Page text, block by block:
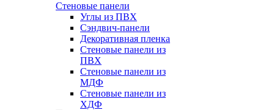
Стеновые панели
Углы из ПВХ
Сэндвич-панели
Декоративная пленка
Стеновые панели из
ПВХ
Стеновые панели из
МДФ
Стеновые панели из
ХДФ